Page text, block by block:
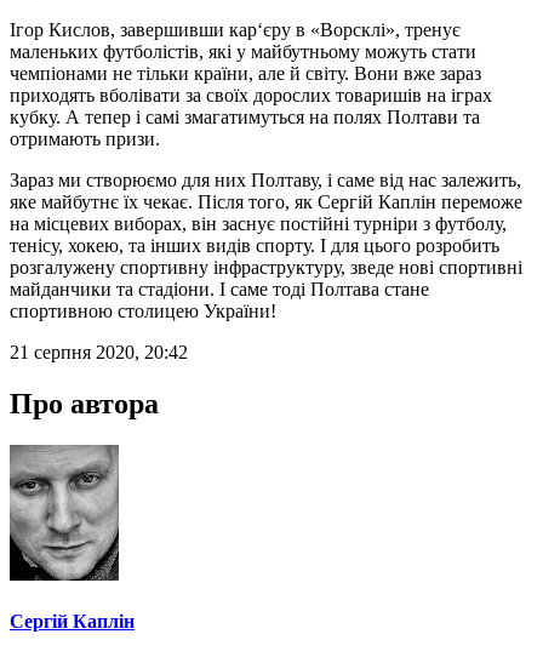
Ігор Кислов, завершивши кар‘єру в «Ворсклі», тренує
маленьких футболістів, які у майбутньому можуть стати
чемпіонами не тільки країни, але й світу. Вони вже зараз
приходять вболівати за своїх дорослих товаришів на іграх
кубку. А тепер і самі змагатимуться на полях Полтави та
отримають призи.
Зараз ми створюємо для них Полтаву, і саме від нас залежить,
яке майбутнє їх чекає. Після того, як Сергій Каплін переможе
на місцевих виборах, він заснує постійні турніри з футболу,
тенісу, хокею, та інших видів спорту. І для цього розробить
розгалужену спортивну інфраструктуру, зведе нові спортивні
майданчики та стадіони. І саме тоді Полтава стане
спортивною столицею України!
21 серпня 2020, 20:42
Про автора
Сергій Каплін